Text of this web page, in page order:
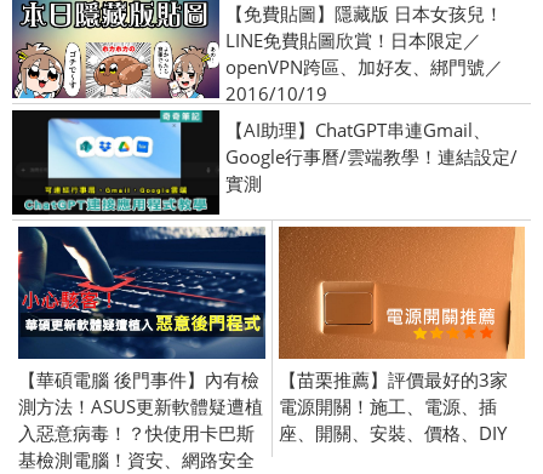
【免費貼圖】隱藏版 日本女孩兒！
LINE免費貼圖欣賞！日本限定／
openVPN跨區、加好友、綁門號／
2016/10/19
【AI助理】ChatGPT串連Gmail、
Google行事曆/雲端教學！連結設定/
實測
【華碩電腦 後門事件】內有檢
測方法！ASUS更新軟體疑遭植
入惡意病毒！？快使用卡巴斯
基檢測電腦！資安、網路安全
【苗栗推薦】評價最好的3家
電源開關！施工、電源、插
座、開關、安裝、價格、DIY